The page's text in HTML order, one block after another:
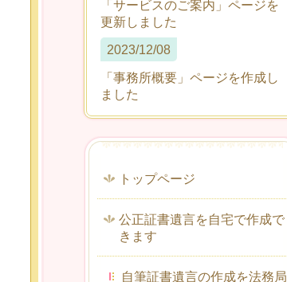
「サービスのご案内」ページを
更新しました
2023/12/08
「事務所概要」ページを作成し
ました
トップページ
公正証書遺言を自宅で作成で
きます
自筆証書遺言の作成を法務局